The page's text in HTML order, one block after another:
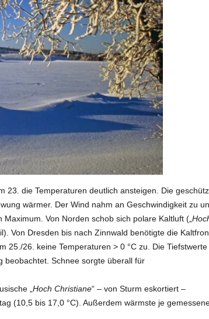
23. die Temperaturen deutlich ansteigen. Die
wärmer. Der Wind nahm an Geschwindigkeit zu
Von Norden schob sich polare Kaltluft („
Von Dresden bis nach Zinnwald benötigte die
25./26. keine Temperaturen > 0 °C zu. Die Tiefstwerte
beobachtet. Schnee sorgte überall für
„ Hoch Christiane“ – von Sturm eskortiert –
(10,5 bis 17,0 °C). Außerdem wärmste je